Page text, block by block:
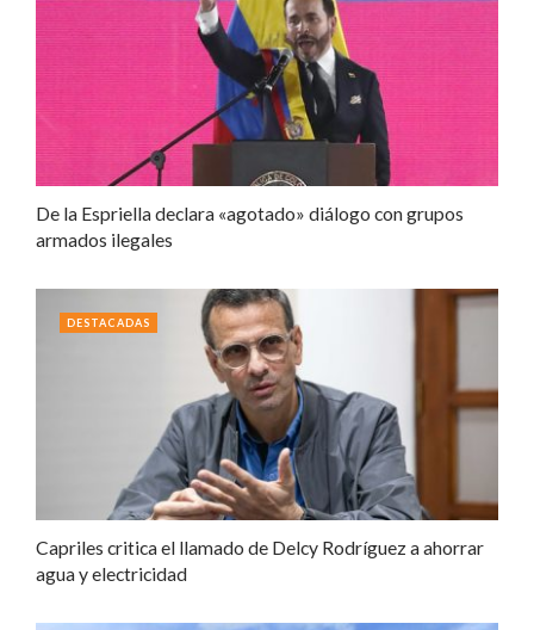
De la Espriella declara «agotado» diálogo con grupos
armados ilegales
Capriles critica el llamado de Delcy Rodríguez a ahorrar
agua y electricidad
DESTACADAS